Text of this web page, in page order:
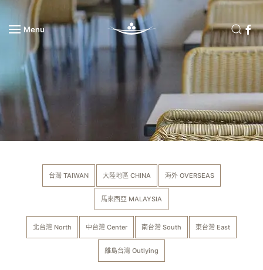
Skip to main content
Menu
台灣 TAIWAN 大陸地區 CHINA 海外 OVERSEAS
馬來西亞 MALAYSIA
北台灣 North 中台灣 Center 南台灣 South 東台灣 East
離島台灣 Outlying